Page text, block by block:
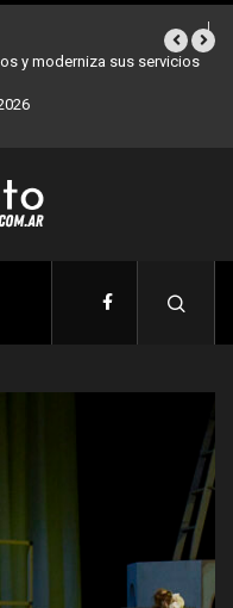
Bares Notables y ya son
la Ciudad